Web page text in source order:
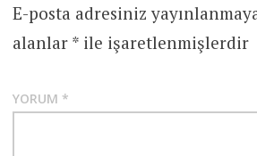
E-posta adresiniz
alanlar *ile işaretlenmişlerdir
YORUM *